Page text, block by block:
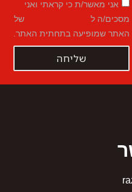
אני מאשר/ת כי קראתי ואני
מסכים/ה ל
של
האתר שמופיעה בתחתית האתר.
שליחה